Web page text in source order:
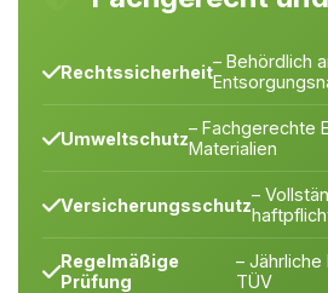
Rechtssicherheit– Behördlich
Umweltschutz– Fachgerechte
Materialien
Versicherungsschutz–
Regelmäßige
Prüfung
–
TÜV